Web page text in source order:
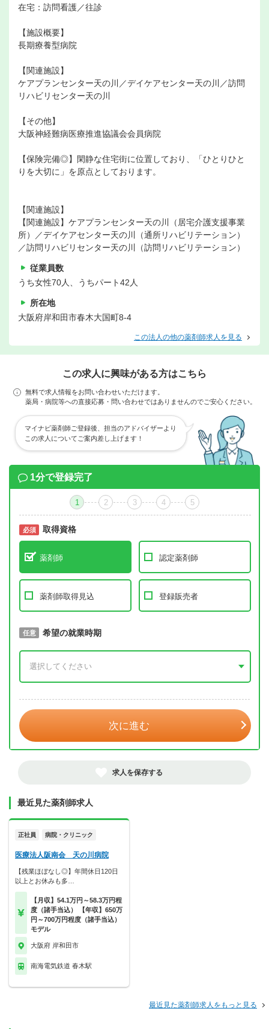
在宅：訪問看護／往診
【施設概要】
長期療養型病院
【関連施設】
ケアプランセンター天の川／デイケアセンター天の川／訪問
リハビリセンター天の川
【その他】
大阪神経難病医療推進協議会会員病院
【保険完備◎】閑静な住宅街に位置しており、「ひとりひと
りを大切に」を原点としております。
【関連施設】
【関連施設】ケアプランセンター天の川（居宅介護支援事業
所）／デイケアセンター天の川（通所リハビリテーション）
／訪問リハビリセンター天の川（訪問リハビリテーション）
従業員数
うち女性70人、うちパート42人
所在地
大阪府岸和田市春木大国町8-4
この法人の他の薬剤師求人を見る
この求人に興味がある方はこちら
無料で求人情報をお問い合わせいただけます。
薬局・病院等への直接応募・問い合わせではありませんのでご安心ください。
マイナビ薬剤師ご登録後、担当のアドバイザーより
この求人についてご案内差し上げます！
1分で登録完了
1 2 3 4 5
必須 取得資格
薬剤師 認定薬剤師
薬剤師取得見込 登録販売者
必須 取得予定年
任意 希望の就業時期
次に進む
求人を保存する
最近見た薬剤師求人
正社員 病院・クリニック
医療法人阪南会 天の川病院
【残業ほぼなし◎】年間休日120日
以上とお休みも多…
【月収】54.1万円～58.3万円程
度（諸手当込） 【年収】650万
円～700万円程度（諸手当込）
モデル
大阪府 岸和田市
南海電気鉄道 春木駅
最近見た薬剤師求人をもっと見る